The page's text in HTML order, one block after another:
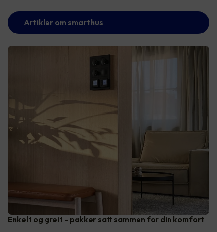
Artikler om smarthus
Enkelt og greit - pakker satt sammen for din komfort